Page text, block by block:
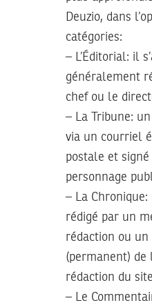
Deuzio, dans
catégories:
– L’Éditorial: il
généralement
chef ou le
– La Tribune:
via un courriel
postale et
personnage
– La
rédigé par un
rédaction ou
(permanent) de
rédaction du
– Le